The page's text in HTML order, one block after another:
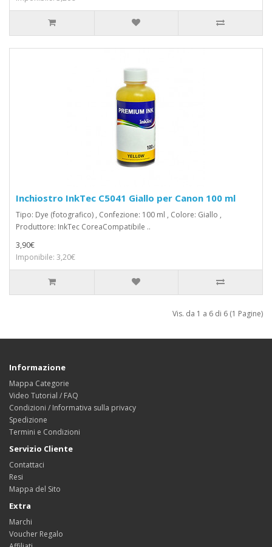
Inchiostro InkTec C5041 Giallo per Canon 100 ml
Tipo: Dye (fotografico) , Confezione: 100 ml , Colore: Giallo ,
Produttore: InkTec CoreaCompatibile ..
3,90€
Imponibile: 3,20€
Vis. da 1 a 6 di 6 (1 Pagine)
Informazione
Mappa Categorie
Video Tutorial / FAQ
Condizioni / Informativa sulla privacy
Spedizione
Termini e Condizioni
Servizio Cliente
Contattaci
Resi
Mappa del Sito
Extra
Marchi
Voucher Regalo